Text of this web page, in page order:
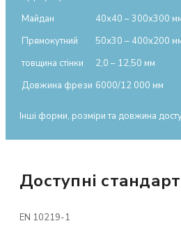
Майдан
40х40 – 300х300
Прямокутний
50х30 – 400х200
товщина стінки
2,0 – 12,50 мм
Довжина фрези 6000/12 000 мм
Інші форми, розміри та довжина
Доступні
EN 10219-1